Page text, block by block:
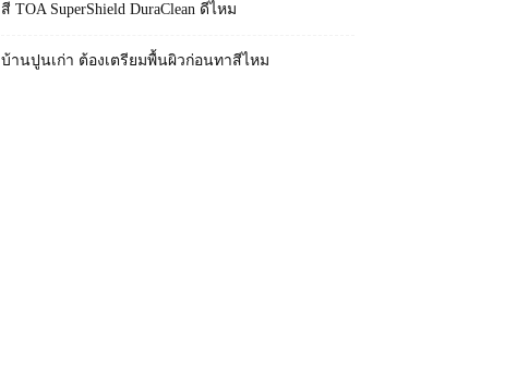
สี TOA SuperShield DuraClean ดีไหม
บ้านปูนเก่า ต้องเตรียมพื้นผิวก่อนทาสีไหม